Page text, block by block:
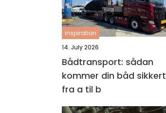
inspiration
14. July 2026
Bådtransport: sådan
kommer din båd sikkert
fra a til b